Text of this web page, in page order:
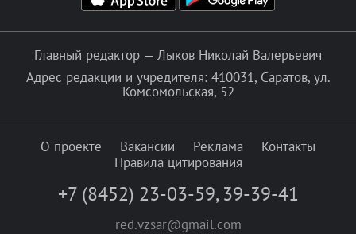
Главный редактор — Лыков Николай Валерьевич
Адрес редакции и учредителя: 410031, Саратов, ул.
Комсомольская, 52
О проекте Вакансии Реклама
Контакты
Правила цитирования
+7 (8452) 23-03-59, 39-39-41
red.vzsar@gmail.com